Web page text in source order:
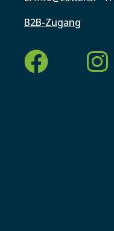
B2B-Zugang